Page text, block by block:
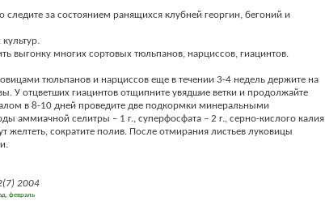
следите за состоянием ранящихся клубней георгин, бегоний и
выгонку многих сортовых тюльпанов, нарциссов, гиацинтов.
тюльпанов и нарциссов еще в течении 3-4 недель держите на
У отцветших гиацинтов отщипните увядшие ветки и продолжайте
в 8-10 дней проведите две подкормки минеральными
аммиачной селитры – 1 г., суперфосфата – 2 г., серно-кислого калия
желтеть, сократите полив. После отмирания листьев луковицы
2004
, февраль